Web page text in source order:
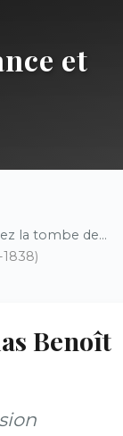
et
la tombe de...
Benoît